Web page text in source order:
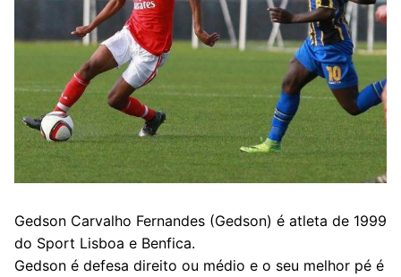
Gedson Carvalho Fernandes (Gedson) é atleta de 1999
do Sport Lisboa e Benfica.
Gedson é defesa direito ou médio e o seu melhor pé é